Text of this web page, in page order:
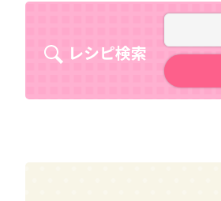
レシピ検索